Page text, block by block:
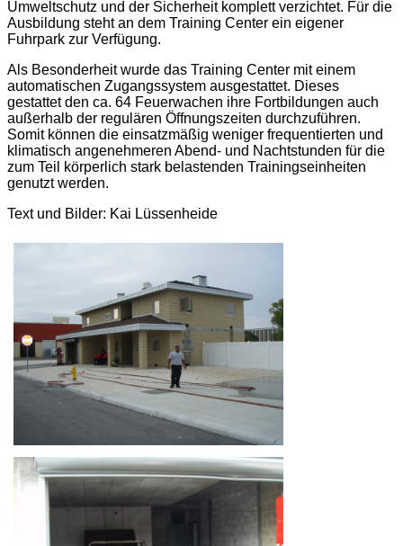
Umweltschutz und der Sicherheit komplett verzichtet. Für die
Ausbildung steht an dem Training Center ein eigener
Fuhrpark zur Verfügung.
Als Besonderheit wurde das Training Center mit einem
automatischen Zugangssystem ausgestattet. Dieses
gestattet den ca. 64 Feuerwachen ihre Fortbildungen auch
außerhalb der regulären Öffnungszeiten durchzuführen.
Somit können die einsatzmäßig weniger frequentierten und
klimatisch angenehmeren Abend- und Nachtstunden für die
zum Teil körperlich stark belastenden Trainingseinheiten
genutzt werden.
Text und Bilder: Kai Lüssenheide